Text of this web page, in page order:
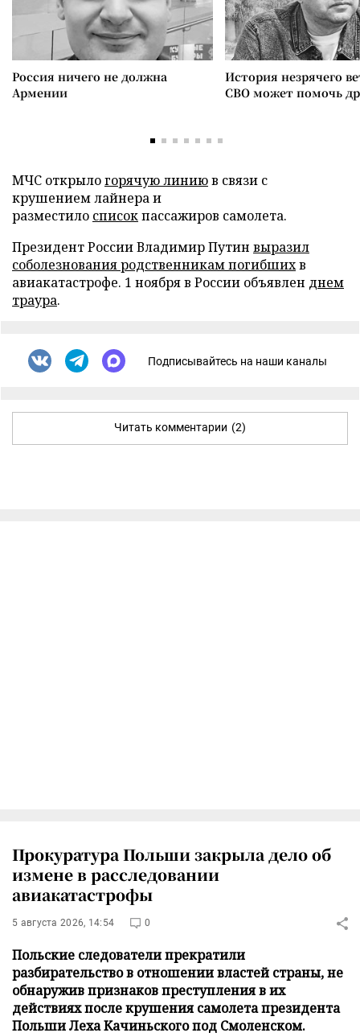
Россия ничего не должна
Армении
История незрячего
СВО может помочь
МЧС открылогорячую линиюв связи с
крушением лайнера и
разместило списокпассажиров самолета.
Президент России Владимир Путин выразил
соболезнования родственникам погибшихв
авиакатастрофе. 1 ноября в России объявлен днем
траура.
Подписывайтесь на наши каналы
Читать комментарии (2)
Прокуратура Польши закрыла дело об
измене в расследовании
авиакатастрофы
5 августа 2026, 14:54 0
Польские следователи прекратили
разбирательство в отношении властей страны, не
обнаружив признаков преступления в их
действиях после крушения самолета президента
Польши Леха Качиньского под Смоленском.